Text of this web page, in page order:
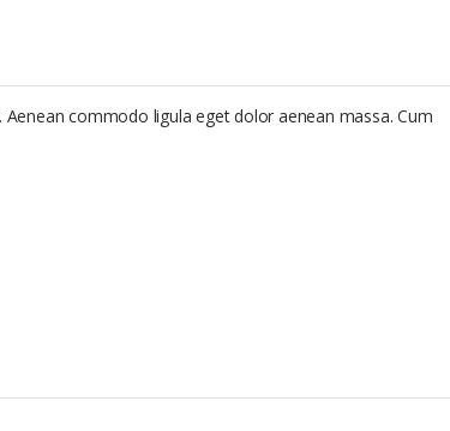
commodo ligula eget dolor aenean massa. Cum